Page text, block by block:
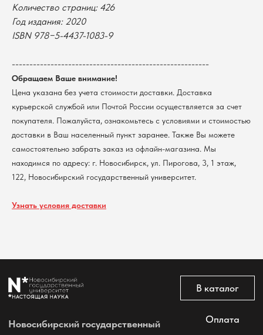
Количество страниц: 426
Год издания: 2020
ISBN 978−5-4437-1083-9
--------------------------------------------------------
Обращаем Ваше внимание!
Цена указана без учета стоимости доставки. Доставка
курьерской службой или Почтой России осуществляется за счет
покупателя. Пожалуйста, ознакомьтесь с условиями и стоимостью
доставки в Ваш населенный пункт заранее. Также Вы можете
самостоятельно забрать заказ из офлайн-магазина. Мы
находимся по адресу: г. Новосибирск, ул. Пирогова, 3, 1 этаж,
122, Новосибирский государственный университет.
Узнать условия доставки
@2026 Новосибирский государственный университет.
Все права защищены
Политика обработки персональных данных
Согласие на обработку персональных данных
пользователей сайта
Новосибирский государственный
университет